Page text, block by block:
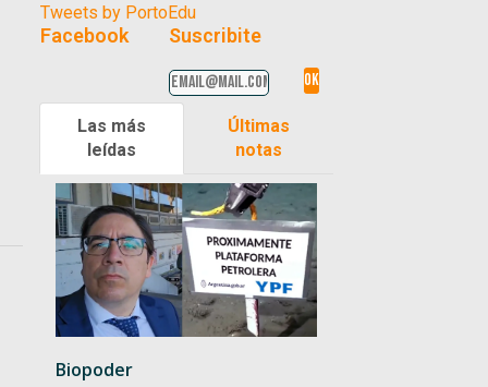
Tweets by PortoEdu
Facebook Suscribite
Las más
leídas
Últimas
notas
Biopoder